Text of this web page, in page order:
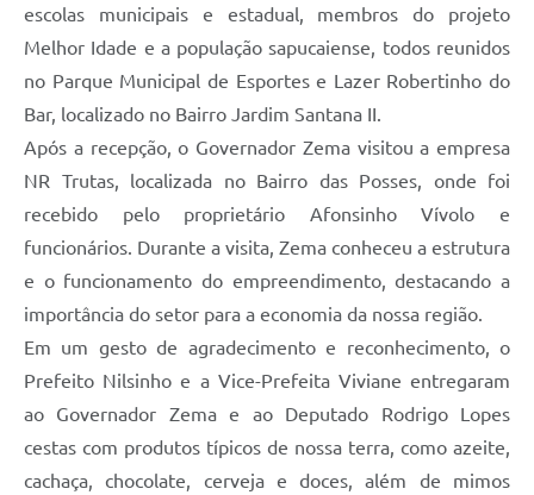
escolas municipais e estadual, membros do projeto
Melhor Idade e a população sapucaiense, todos reunidos
no Parque Municipal de Esportes e Lazer Robertinho do
Bar, localizado no Bairro Jardim Santana II.
Após a recepção, o Governador Zema visitou a empresa
NR Trutas, localizada no Bairro das Posses, onde foi
recebido pelo proprietário Afonsinho Vívolo e
funcionários. Durante a visita, Zema conheceu a estrutura
e o funcionamento do empreendimento, destacando a
importância do setor para a economia da nossa região.
Em um gesto de agradecimento e reconhecimento, o
Prefeito Nilsinho e a Vice-Prefeita Viviane entregaram
ao Governador Zema e ao Deputado Rodrigo Lopes
cestas com produtos típicos de nossa terra, como azeite,
cachaça, chocolate, cerveja e doces, além de mimos